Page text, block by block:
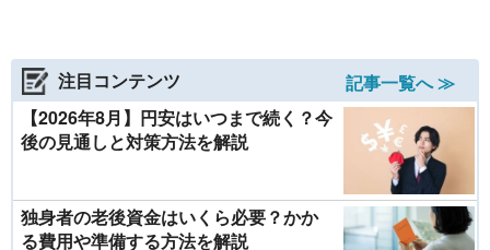
注目コンテンツ
記事一覧へ ≫
【2026年8月】円安はいつまで続く？今
後の見通しと対策方法を解説
独身者の老後資金はいくら必要？かか
る費用や準備する方法を解説